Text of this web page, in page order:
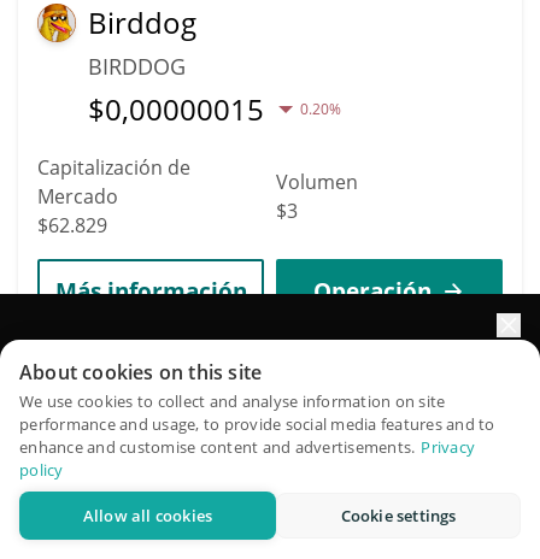
Birddog
BIRDDOG
$0,00000015 0.20%
Capitalización de
Mercado
$62.829
Volumen
$3
Más información Operación
6543
Jackal Protocol
JKL
$0,00047631
Capitalización de
QuantPilot es una plataforma integral de estrategias donde
agentes autónomos crean, hacen backtesting y optimizan
sus estrategias y realizan investigación de mercado
Pruébelo gratis
About cookies on this site
We use cookies to collect and analyse information on site
performance and usage, to provide social media features and to
enhance and customise content and advertisements. Privacy
policy
Allow all cookies Cookie settings